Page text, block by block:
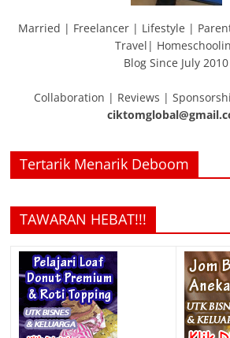
Married | Freelancer | Lifestyle |
Travel|
Blog Since July 2010
Collaboration | Reviews |
Tertarik Menarik Deboom
TAWARAN HEBAT!!!